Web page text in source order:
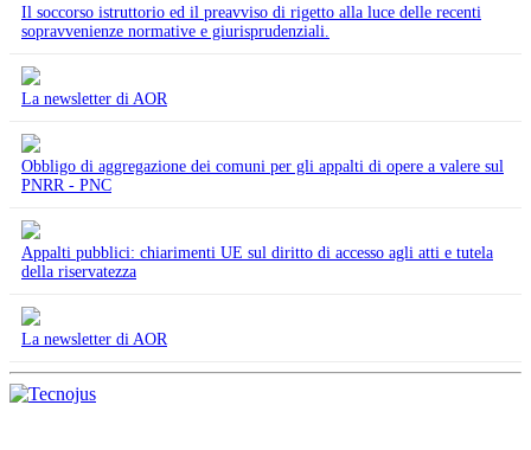
Il soccorso istruttorio ed il preavviso di rigetto alla luce delle recenti
sopravvenienze normative e giurisprudenziali.
La newsletter di AOR
Obbligo di aggregazione dei comuni per gli appalti di opere a valere sul
PNRR - PNC
Appalti pubblici: chiarimenti UE sul diritto di accesso agli atti e tutela
della riservatezza
La newsletter di AOR